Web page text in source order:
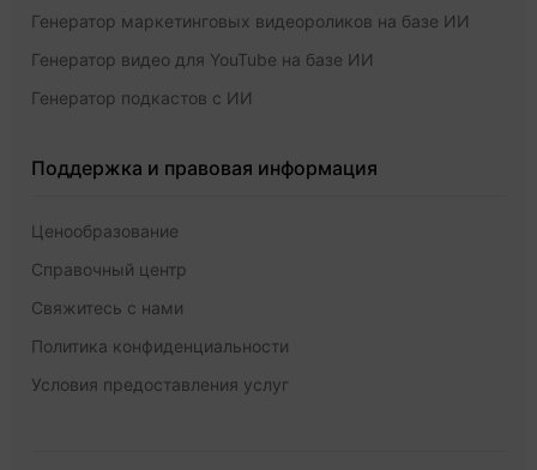
Генератор маркетинговых видеороликов на базе ИИ
Генератор видео для YouTube на базе ИИ
Генератор подкастов с ИИ
Поддержка и правовая информация
Ценообразование
Справочный центр
Свяжитесь с нами
Политика конфиденциальности
Условия предоставления услуг